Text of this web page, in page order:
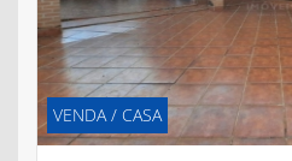
VENDA / CASA